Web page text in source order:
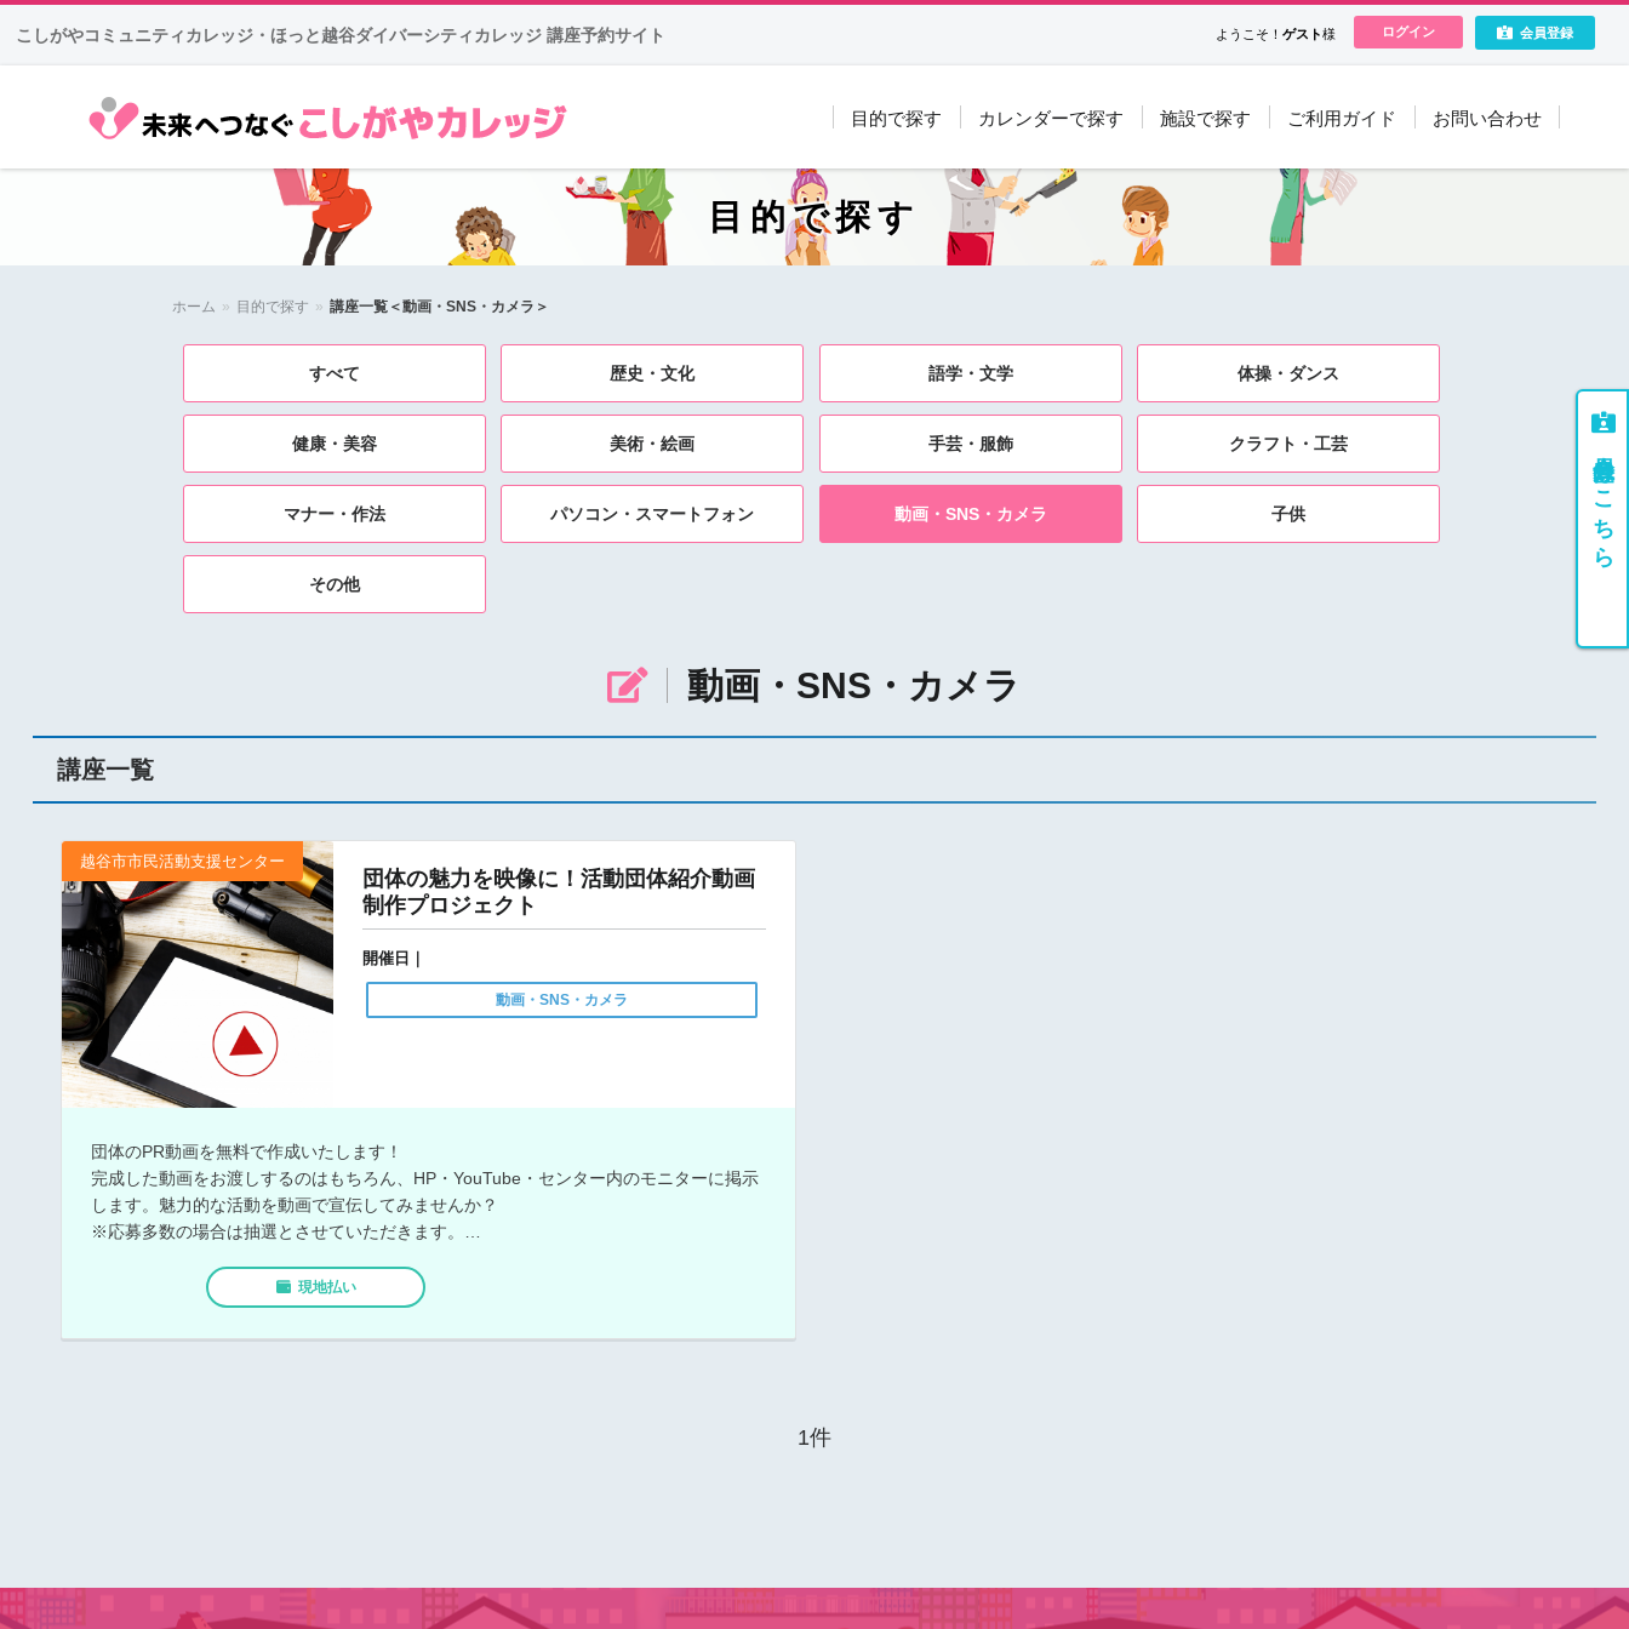
こしがやコミュニティカレッジ・ほっと越谷ダイバーシティカレッジ 講座予約サイト 会員登録
ログイン
ようこそ！ ゲスト様
未来へつなぐ こしがやカレッ
目的で探す カレンダーで探す 施設で探す ご利用ガイド お問い合わせ
目的で探す
ホーム » 目的で探す » 講座一覧＜動画・SNS・カメラ＞
すべて 歴史・文化 語学・文学 体操・ダンス
健康・美容 美術・絵画 手芸・服飾 クラフト・工芸
マナー・作法 パソコン・スマートフォン 動画・SNS・カメラ 子供
その他
動画・SNS・カメラ
講座一覧
越谷市市民活動支援センター
団体の魅力を映像に！活動団体紹介動画
制作プロジェクト
開催日｜
動画・SNS・カメラ
団体のPR動画を無料で作成いたします！
完成した動画をお渡しするのはもちろん、HP・YouTube・センター内のモニターに掲示
します。魅力的な活動を動画で宣伝してみませんか？
※応募多数の場合は抽選とさせていただきます。
※ご予約は、電話・窓口のみ
048-969-2750（越谷市市民活動支援センター）
現地払い
1件
会員登録はこちら